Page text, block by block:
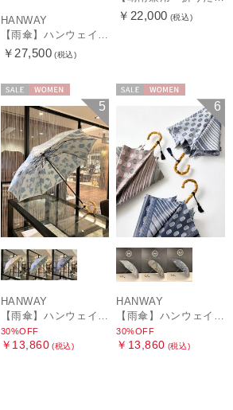
HANWAY
【雨傘】ハンウェイ （HANWAY ）真田耳（サナダミミ）長傘 日本製 カーボン骨
￥27,500 (税込)
￥22,000 (税込)
5
HANWAY
【雨傘】ハンウェイ (HANWAY) Lily CJ（リリー・シー・ジェー） 日本製 親骨：51～55cm
30%OFF
￥13,860 (税込)
6
HANWAY
【雨傘】ハンウェイ (HANWAY) Pカットジャカード Dot & Stripe mix CJ ドット・アンド・ストライプ・シー・ジェー ショート長傘 日本製
30%OFF
￥13,860 (税込)